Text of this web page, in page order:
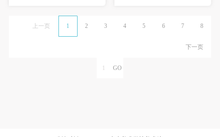
外，他还在《疯癫与文明》
《规训与惩罚》等主要著作
有的艺术史观里潜在的西方
上一页 1 2 3 4 5 6 7 8
下一页